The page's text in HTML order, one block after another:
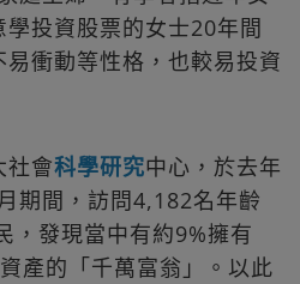
學投資股票的女士20年間
衝動等性格，也較易投資
社會科學研究中心，於去年
期間，訪問4,182名年齡
，發現當中有約9%擁有
產的「千萬富翁」。以此